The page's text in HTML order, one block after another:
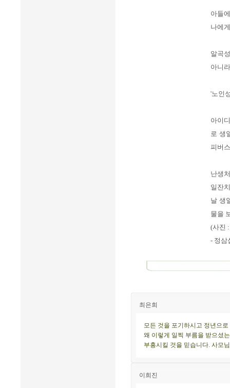
아들
나에
알곡
아니
'노인
아이
로 생
피버
난생
일잔
날 생
물을
(사진
- 정삼
최은희
모든 것을 포기하시고 정년으
왜 이렇게 일찍 부름을 받으셨
부흥시킬 것을 믿습니다. 사모
이희진